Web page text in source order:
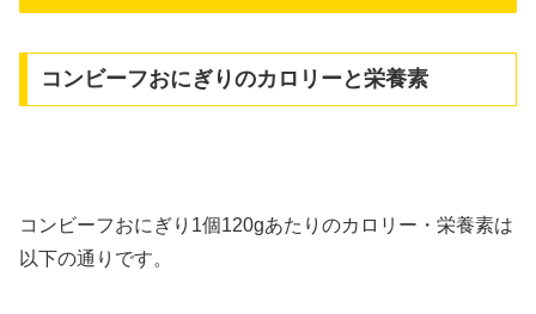
コンビーフおにぎりのカロリーと栄養素
コンビーフおにぎり1個120gあたりのカロリー・栄養素は
以下の通りです。